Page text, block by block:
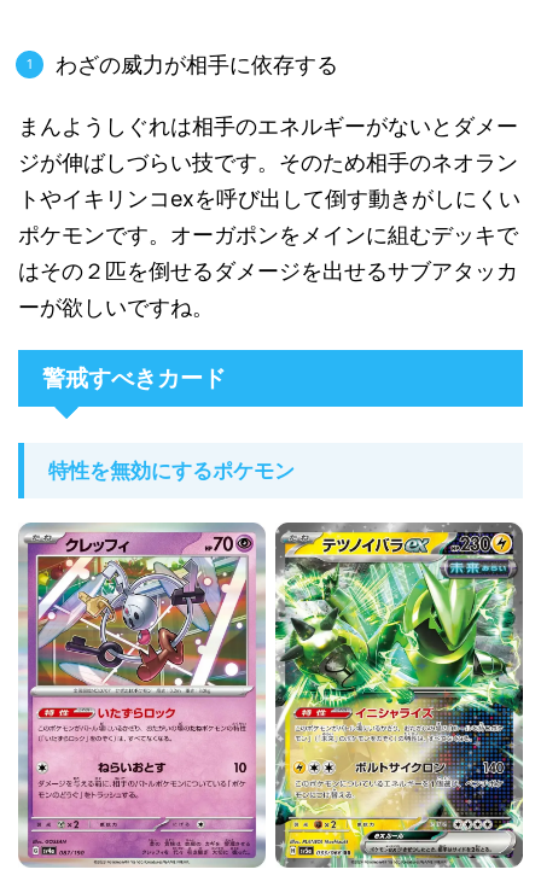
わざの威力が相手に依存する
まんようしぐれは相手のエネルギーがないとダメー
ジが伸ばしづらい技です。そのため相手のネオラン
トやイキリンコexを呼び出して倒す動きがしにくい
ポケモンです。オーガポンをメインに組むデッキで
はその２匹を倒せるダメージを出せるサブアタッカ
ーが欲しいですね。
警戒すべきカード
特性を無効にするポケモン